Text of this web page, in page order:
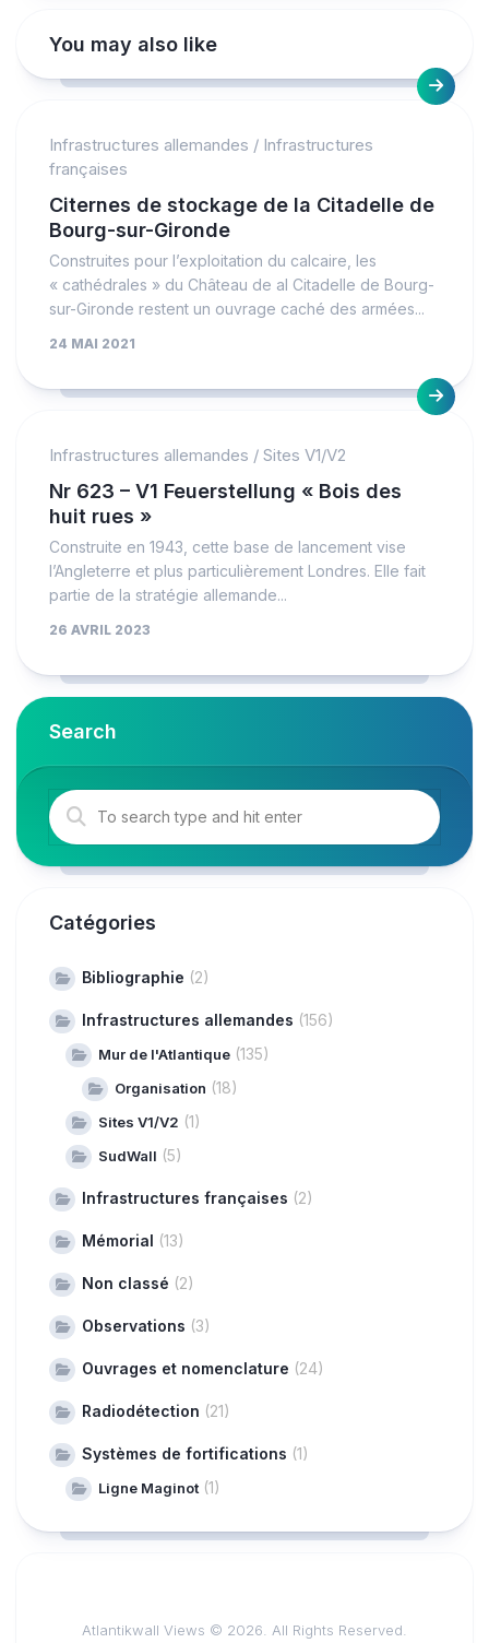
You may also like
Infrastructures allemandes / Infrastructures
françaises
Citernes de stockage de la Citadelle de
Bourg-sur-Gironde
Construites pour l’exploitation du calcaire, les
« cathédrales » du Château de al Citadelle de Bourg-
sur-Gironde restent un ouvrage caché des armées...
24 MAI 2021
Infrastructures allemandes / Sites V1/V2
Nr 623 – V1 Feuerstellung « Bois des
huit rues »
Construite en 1943, cette base de lancement vise
l’Angleterre et plus particulièrement Londres. Elle fait
partie de la stratégie allemande...
26 AVRIL 2023
Search
Catégories
Bibliographie (2)
Infrastructures allemandes (156)
Mur de l'Atlantique (135)
Organisation (18)
Sites V1/V2 (1)
SudWall (5)
Infrastructures françaises (2)
Mémorial (13)
Non classé (2)
Observations (3)
Ouvrages et nomenclature (24)
Radiodétection (21)
Systèmes de fortifications (1)
Ligne Maginot (1)
Atlantikwall Views © 2026. All Rights Reserved.